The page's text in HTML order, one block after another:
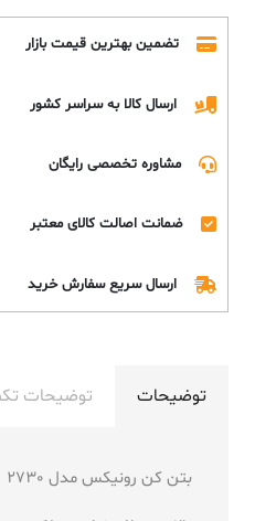
تضمین بهترین قیمت بازار
ارسال کالا به سراسر کشور
مشاوره تخصصی رایگان
ضمانت اصالت کالای معتبر
ارسال سریع سفارش خرید
توضیحات توضیحات
بتن کن رونیکس مدل 2730